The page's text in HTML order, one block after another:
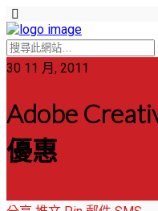
30 11 月, 2011
Adobe
優惠